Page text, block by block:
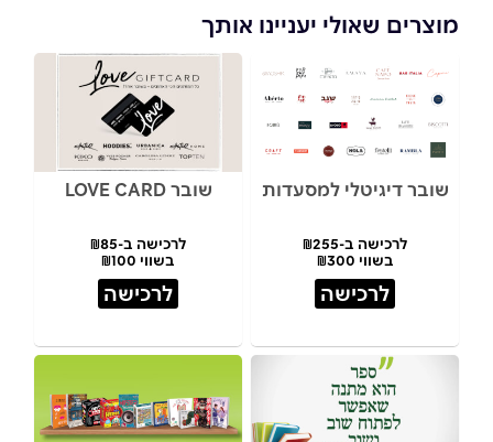
מוצרים שאולי יעניינו אותך
שובר דיגיטלי למסעדות
לרכישה ב-₪255
בשווי ₪300
לרכישה
שובר LOVE CARD
לרכישה ב-₪85
בשווי ₪100
לרכישה